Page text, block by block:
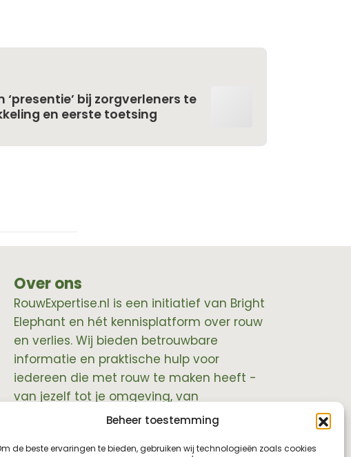
Beheer toestemming
de beste ervaringen te bieden, gebruiken wij technologieën zoals cookies
bij zorgverleners te
en eerste toetsing
Over ons
RouwExpertise.nl is een initiatief van Bright
Elephant en hét kennisplatform over rouw
en verlies. Wij bieden betrouwbare
informatie en praktische hulp voor
iedereen die met rouw te maken heeft -
van jezelf tot je omgeving, van
professionals tot leidinggevenden.